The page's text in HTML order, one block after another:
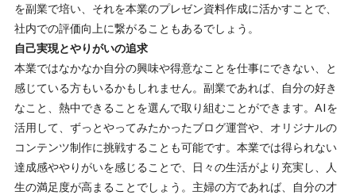
を副業で培い、それを本業のプレゼン資料作成に活かすことで、
社内での評価向上に繋がることもあるでしょう。
自己実現とやりがいの追求
本業ではなかなか自分の興味や得意なことを仕事にできない、と
感じている方もいるかもしれません。副業であれば、自分の好き
なこと、熱中できることを選んで取り組むことができます。AIを
活用して、ずっとやってみたかったブログ運営や、オリジナルの
コンテンツ制作に挑戦することも可能です。本業では得られない
達成感ややりがいを感じることで、日々の生活がより充実し、人
生の満足度が高まることでしょう。主婦の方であれば、自分の才